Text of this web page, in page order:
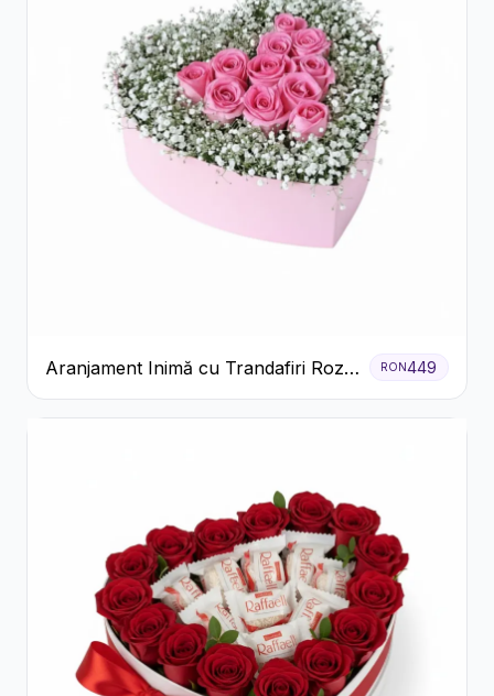
Aranjament Inimă cu Trandafiri Roz
și Gypsophila Albă
RON449